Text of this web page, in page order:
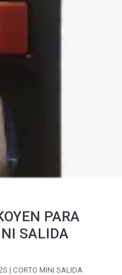
PARA
SALIDA
| CORTO MINI SALIDA